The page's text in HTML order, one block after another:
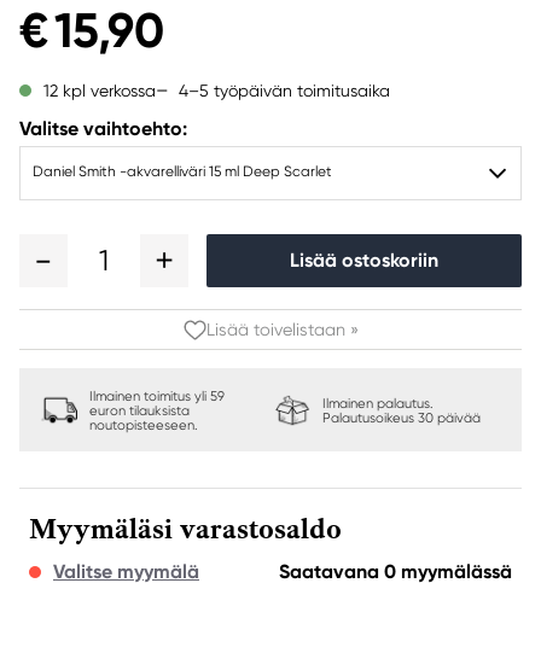
€ 15,90
12 kpl verkossa 4–5 työpäivän toimitusaika
Valitse vaihtoehto:
Daniel Smith -akvarelliväri 15 ml Deep Scarlet
1 Lisää ostoskoriin
Lisää toivelistaan »
Ilmainen toimitus yli 59
euron tilauksista
noutopisteeseen.
Ilmainen palautus.
Palautusoikeus 30 päivää
Myymäläsi varastosaldo
Valitse myymälä Saatavana 0 myymälässä